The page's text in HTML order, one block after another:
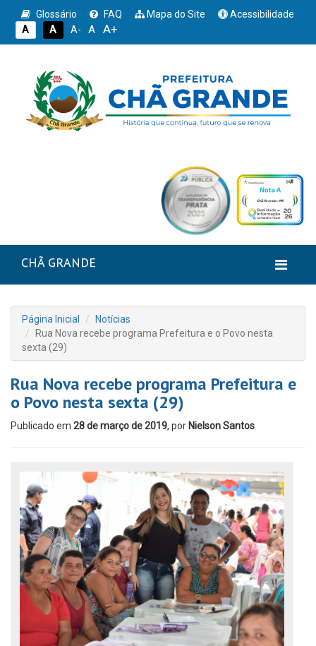
Glossário FAQ Mapa do Site
Acessibilidade
A
A A- A A+
CHÃ GRANDE
Página Inicial
Notícias
Rua Nova recebe programa Prefeitura e o Povo nesta
sexta (29)
Rua Nova recebe programa Prefeitura e
o Povo nesta sexta (29)
Publicado em 28 de março de 2019, por Nielson Santos